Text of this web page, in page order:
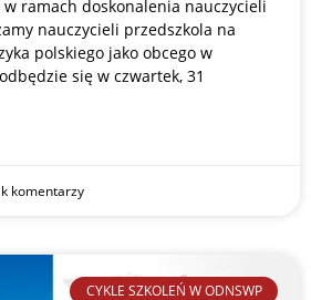
w ramach doskonalenia nauczycieli
nauczycieli przedszkola na
polskiego jako obcego w
się w czwartek, 31
komentarzy
CYKLE SZKOLEŃ W ODNSWP